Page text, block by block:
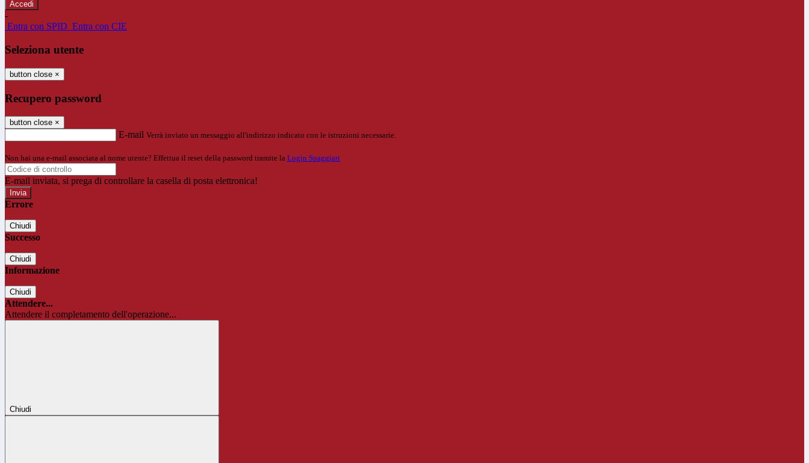
-
Entra con SPID Entra con CIE
Seleziona utente
button close ×
Recupero password
button close ×
E-mail Verrà inviato un messaggio all'indirizzo indicato con le istruzioni necessarie.
Non hai una e-mail associata al nome utente? Effettua il reset della password tramite la Login Spaggiari
E-mail inviata, si prega di controllare la casella di posta elettronica!
Errore
Chiudi
Successo
Chiudi
Informazione
Chiudi
Attendere...
Attendere il completamento dell'operazione...
Chiudi